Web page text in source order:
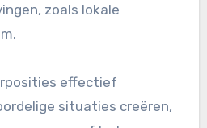
zoals lokale
effectief
situaties creëren,